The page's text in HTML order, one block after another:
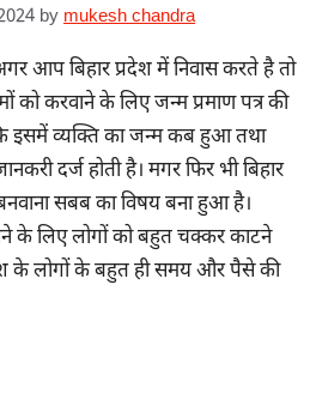
by mukesh chandra
आप बिहार प्रदेश में निवास करते है तो
करवाने के लिए जन्म प्रमाण पत्र की
इसमें व्यक्ति का जन्म कब हुआ तथा
दर्ज होती है। मगर फिर भी बिहार
सबब का विषय बना हुआ है।
के लिए लोगों को बहुत चक्कर काटने
के लोगों के बहुत ही समय और पैसे की